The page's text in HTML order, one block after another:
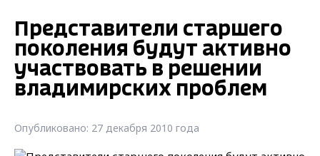
Представители старшего
поколения будут активно
участвовать в решении
владимирских проблем
Опубликовано: 27 декабря 2010 года